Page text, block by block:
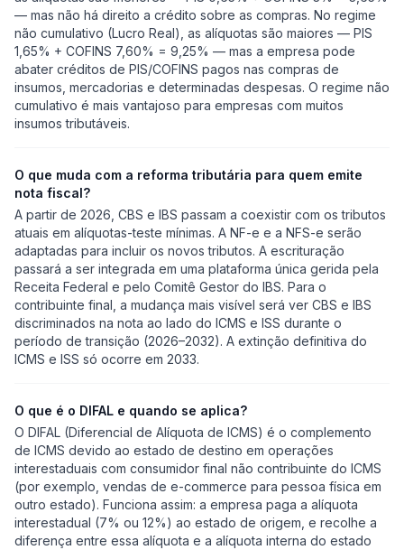
— mas não há direito a crédito sobre as compras. No regime
não cumulativo (Lucro Real), as alíquotas são maiores — PIS
1,65% + COFINS 7,60% = 9,25% — mas a empresa pode
abater créditos de PIS/COFINS pagos nas compras de
insumos, mercadorias e determinadas despesas. O regime não
cumulativo é mais vantajoso para empresas com muitos
insumos tributáveis.
O que muda com a reforma tributária para quem emite
nota fiscal?
A partir de 2026, CBS e IBS passam a coexistir com os tributos
atuais em alíquotas-teste mínimas. A NF-e e a NFS-e serão
adaptadas para incluir os novos tributos. A escrituração
passará a ser integrada em uma plataforma única gerida pela
Receita Federal e pelo Comitê Gestor do IBS. Para o
contribuinte final, a mudança mais visível será ver CBS e IBS
discriminados na nota ao lado do ICMS e ISS durante o
período de transição (2026–2032). A extinção definitiva do
ICMS e ISS só ocorre em 2033.
O que é o DIFAL e quando se aplica?
O DIFAL (Diferencial de Alíquota de ICMS) é o complemento
de ICMS devido ao estado de destino em operações
interestaduais com consumidor final não contribuinte do ICMS
(por exemplo, vendas de e-commerce para pessoa física em
outro estado). Funciona assim: a empresa paga a alíquota
interestadual (7% ou 12%) ao estado de origem, e recolhe a
diferença entre essa alíquota e a alíquota interna do estado